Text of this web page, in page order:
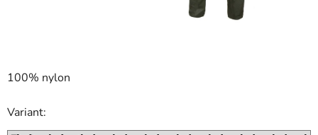
100% nylon
Variant: